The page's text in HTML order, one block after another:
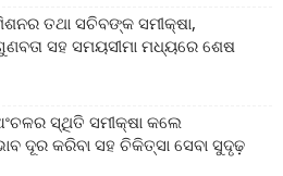
ତଥା ସଚିବଙ୍କ ସମୀକ୍ଷା,
ସହ ସମୟସୀମା ମଧ୍ୟରେ ଶେଷ
ସ୍ଥିତି ସମୀକ୍ଷା କଲେ
ଦୂର କରିବା ସହ ଚିକିତ୍ସା ସେବା ସୁଦୃଢ଼